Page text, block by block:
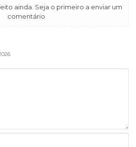
ainda. Seja o primeiro a enviar um
comentário